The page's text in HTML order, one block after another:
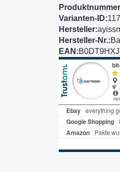
Varianten-ID:
Hersteller:
Hersteller-Nr.:
EAN: